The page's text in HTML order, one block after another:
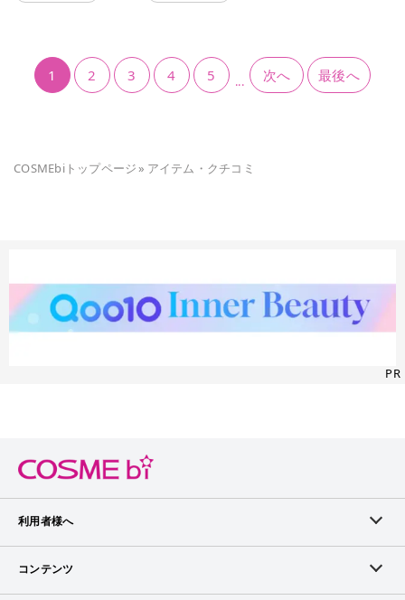
1 2 3 4 5 ... 次へ 最後へ
COSMEbiトップページ» アイテム・クチコミ
PR
利用者様へ
メンバーログイン
コンテンツ